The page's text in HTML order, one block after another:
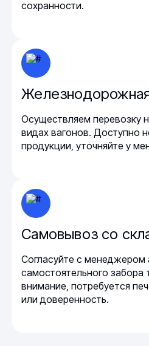
сохранности.
Осуществляем перевозку
видах вагонов. Доступно
продукции, уточняйте у
Самовывоз со
Согласуйте с менеджером
самостоятельного забора
внимание, потребуется
или доверенность.